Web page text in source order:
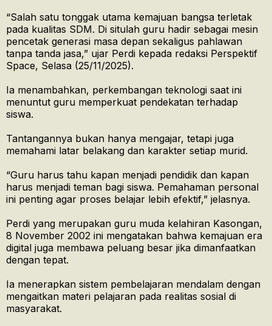
“Salah satu tonggak utama kemajuan bangsa terletak
pada kualitas SDM. Di situlah guru hadir sebagai mesin
pencetak generasi masa depan sekaligus pahlawan
tanpa tanda jasa,” ujar Perdi kepada redaksi Perspektif
Space, Selasa (25/11/2025).
Ia menambahkan, perkembangan teknologi saat ini
menuntut guru memperkuat pendekatan terhadap
siswa.
Tantangannya bukan hanya mengajar, tetapi juga
memahami latar belakang dan karakter setiap murid.
“Guru harus tahu kapan menjadi pendidik dan kapan
harus menjadi teman bagi siswa. Pemahaman personal
ini penting agar proses belajar lebih efektif,” jelasnya.
Perdi yang merupakan guru muda kelahiran Kasongan,
8 November 2002 ini mengatakan bahwa kemajuan era
digital juga membawa peluang besar jika dimanfaatkan
dengan tepat.
Ia menerapkan sistem pembelajaran mendalam dengan
mengaitkan materi pelajaran pada realitas sosial di
masyarakat.